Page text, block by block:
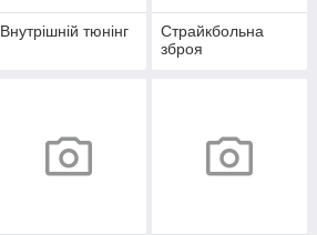
Внутрішній тюнінг
Страйкбольна
зброя